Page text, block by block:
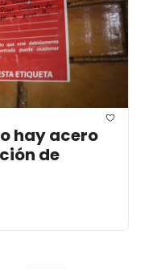
hay acero
de